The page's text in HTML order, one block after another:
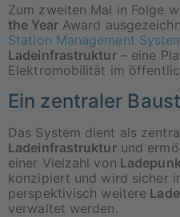
Zum zweiten Mal in Folge
the YearAward
Station Management
Ladeinfrastruktur– eine
Elektromobilität im
Ein zentraler
Das System dient als
Ladeinfrastrukturund
einer Vielzahl von
konzipiert und wird sicher
perspektivisch weitere
verwaltet werden.